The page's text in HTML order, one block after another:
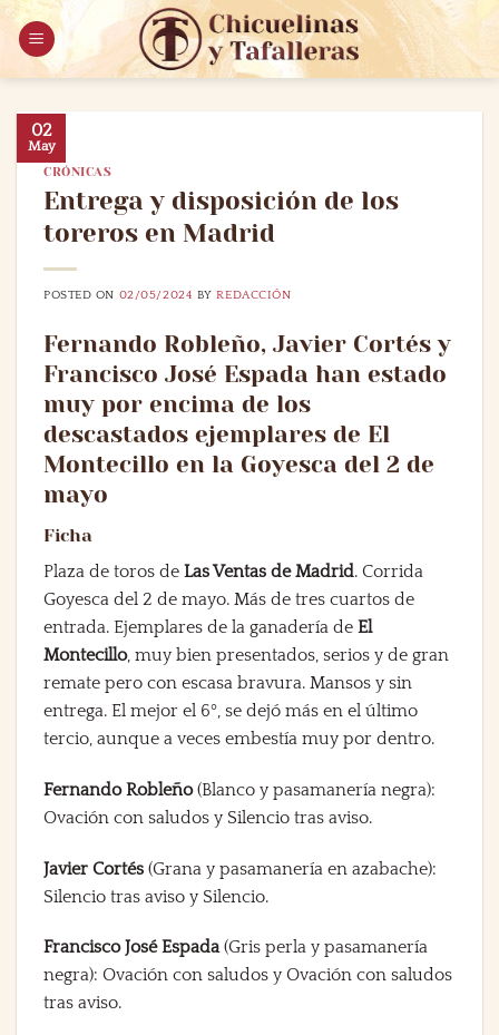
Saltar
contenido
02
May
CRÓNICAS
Entrega y disposición de los
toreros en Madrid
POSTED ON 02/05/2024 BYREDACCIÓN
Fernando Robleño, Javier Cortés y
Francisco José Espada han estado
muy por encima de los
descastados ejemplares de El
Montecillo en la Goyesca del 2 de
mayo
Ficha
Plaza de toros de Las Ventas de Madrid. Corrida
Goyesca del 2 de mayo. Más de tres cuartos de
entrada. Ejemplares de la ganadería de El
Montecillo, muy bien presentados, serios y de gran
remate pero con escasa bravura. Mansos y sin
entrega. El mejor el 6º, se dejó más en el último
tercio, aunque a veces embestía muy por dentro.
Fernando Robleño(Blanco y pasamanería negra):
Ovación con saludos y Silencio tras aviso.
Javier Cortés (Grana y pasamanería en azabache):
Silencio tras aviso y Silencio.
Francisco José Espada(Gris perla y pasamanería
negra): Ovación con saludos y Ovación con saludos
tras aviso.